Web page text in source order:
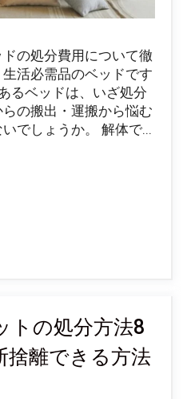
の処分費用について徹
活必需品のベッドです
るベッドは、いざ処分
の搬出・運搬から悩む
でしょうか。 解体で...
トの処分方法8
捨離できる方法